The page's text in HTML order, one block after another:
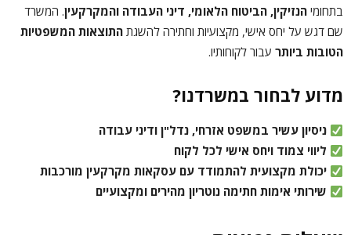
בתחומי הנזיקין, הביטוח הלאומי, דיני העבודה והמקרקעין. המשרד
שם דגש על יחס אישי, מקצועיות וחתירה להשגת התוצאות המשפטיות
הטובות ביותר עבור לקוחותיו.
מדוע לבחור במשרדנו?
ניסיון עשיר במשפט אזרחי, נדל"ן ודיני עבודה
ליווי צמוד ויחס אישי לכל לקוח
יכולת מקצועית להתמודד עם עסקאות מקרקעין מורכבות
שירותי אימות חתימה נוטריון מהירים ומקצועיים